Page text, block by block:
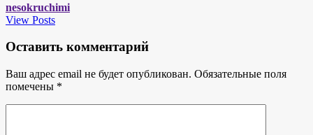
nesokruchimi
View Posts
Оставить комментарий
Ваш адрес email не будет опубликован. Обязательные поля
помечены *